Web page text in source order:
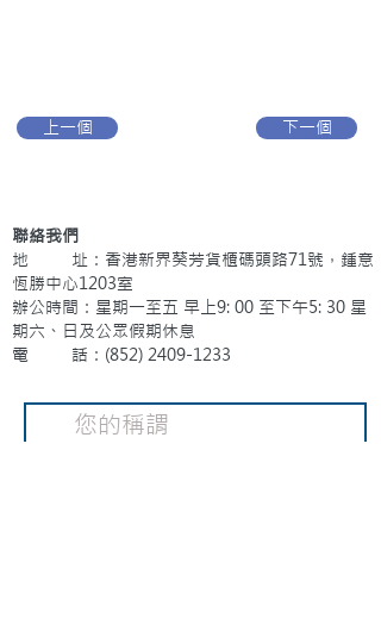
上一個 下一個
聯絡我們
地 址：香港新界葵芳貨櫃碼頭路71號，鍾意
恆勝中心1203室
辦公時間：星期一至五 早上9: 00 至下午5: 30 星
期六、日及公眾假期休息
電 話：(852) 2409-1233